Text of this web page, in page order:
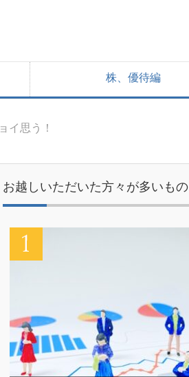
株、優待編
イ思う！
お越しいただいた方々が多いもの